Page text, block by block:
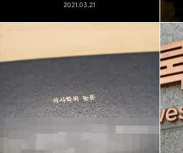
2021.03.21